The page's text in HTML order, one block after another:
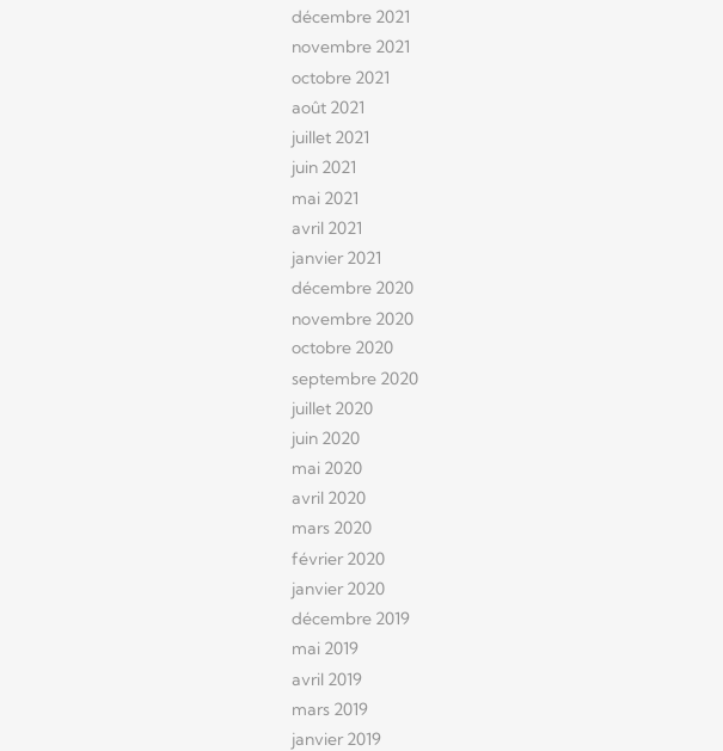
décembre 2021
novembre 2021
octobre 2021
août 2021
juillet 2021
juin 2021
mai 2021
avril 2021
janvier 2021
décembre 2020
novembre 2020
octobre 2020
septembre 2020
juillet 2020
juin 2020
mai 2020
avril 2020
mars 2020
février 2020
janvier 2020
décembre 2019
mai 2019
avril 2019
mars 2019
janvier 2019